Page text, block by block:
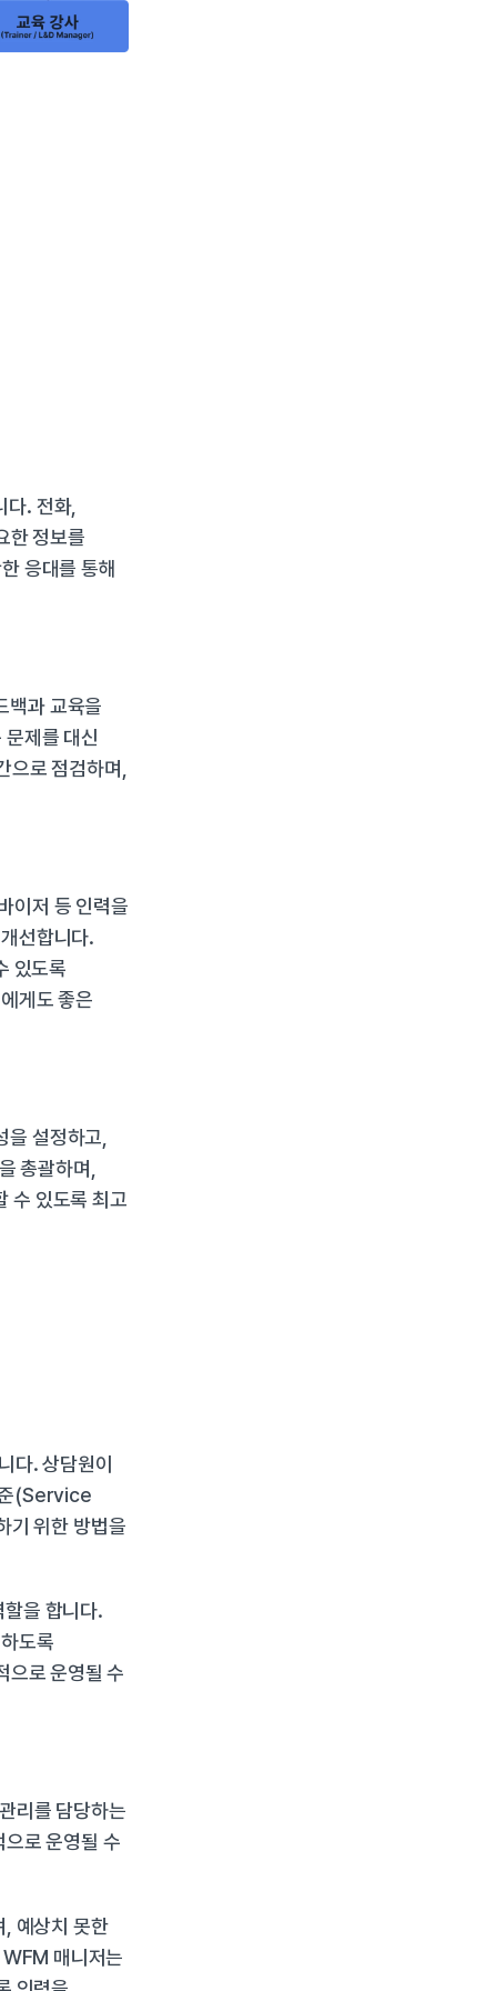
다. 전화,
한 정보를
응대를 통해
백과 교육을
제를 대신
으로 점검하며,
이저 등 인력을
선합니다.
있도록
게도 좋은
을 설정하고,
총괄하며,
수 있도록 최고
다. 상담원이
준(Service
기 위한 방법을
을 합니다.
도록
으로 운영될 수
리를 담당하는
로 운영될 수
, 예상치 못한
매니저는